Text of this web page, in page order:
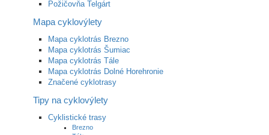
Požičovňa Telgárt
Mapa cyklovýlety
Mapa cyklotrás Brezno
Mapa cyklotrás Šumiac
Mapa cyklotrás Tále
Mapa cyklotrás Dolné Horehronie
Značené cyklotrasy
Tipy na cyklovýlety
Cyklistické trasy
Brezno